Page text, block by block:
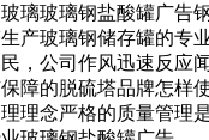
璃玻璃钢盐酸罐广告
玻璃钢储存罐的专
，公司作风迅速反应
障的脱硫塔品牌怎样
理念严格的质量管理